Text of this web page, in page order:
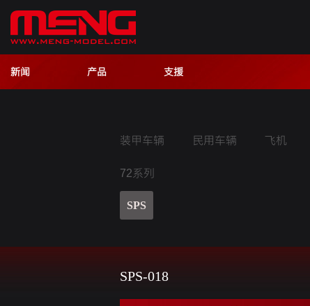
新闻 产品 支援
装甲车辆 民用车辆 飞机
SPS
72系列
SPS-018